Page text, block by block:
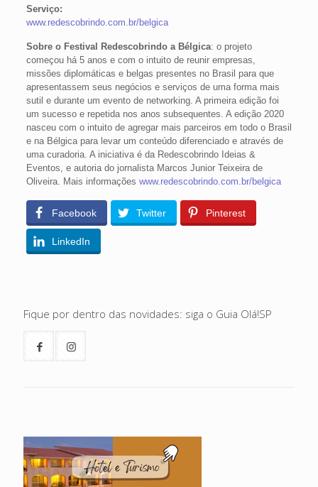
Serviço:
www.redescobrindo.com.br/belgica
Sobre o Festival Redescobrindo a Bélgica: o projeto
começou há 5 anos e com o intuito de reunir empresas,
missões diplomáticas e belgas presentes no Brasil para que
apresentassem seus negócios e serviços de uma forma mais
sutil e durante um evento de networking. A primeira edição foi
um sucesso e repetida nos anos subsequentes. A edição 2020
nasceu com o intuito de agregar mais parceiros em todo o Brasil
e na Bélgica para levar um conteúdo diferenciado e através de
uma curadoria. A iniciativa é da Redescobrindo Ideias &
Eventos, e autoria do jornalista Marcos Junior Teixeira de
Oliveira. Mais informações www.redescobrindo.com.br/belgica
Facebook Twitter Pinterest
LinkedIn
Fique por dentro das novidades: siga o Guia Olá!SP